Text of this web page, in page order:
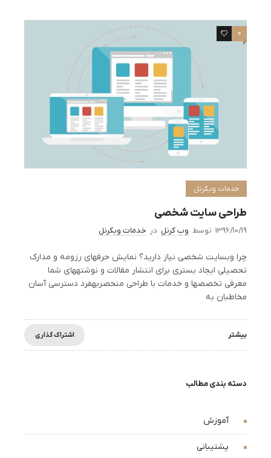
0
0
خدمات وبکرنل
طراحی سایت شخصی
1396/10/19 توسط وب کرنل در خدمات وبکرنل
چرا وبسایت شخصی نیاز دارید؟ نمایش حرفهای رزومه و مدارک
تحصیلی ایجاد بستری برای انتشار مقالات و نوشتههای شما
معرفی تخصصها و خدمات با طراحی منحصربهفرد دسترسی آسان
مخاطبان به
بیشتر اشتراک گذاری
دسته بندی مطالب
آموزش
پشتیبانی